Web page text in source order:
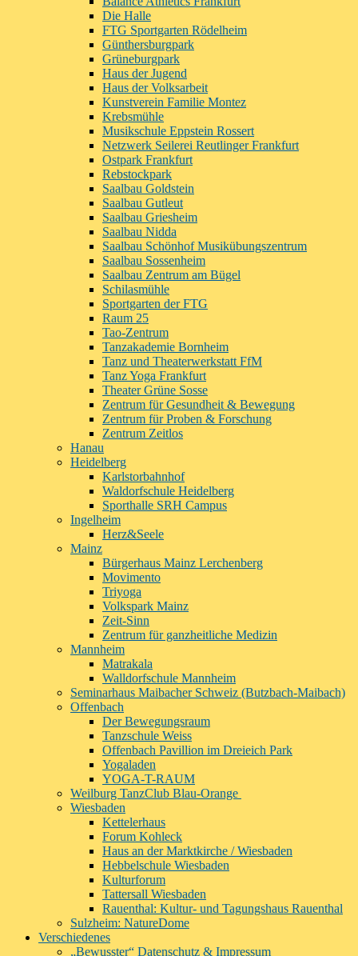
Die Halle
FTG Sportgarten Rödelheim
Günthersburgpark
Grüneburgpark
Haus der Jugend
Haus der Volksarbeit
Kunstverein Familie Montez
Krebsmühle
Musikschule Eppstein Rossert
Netzwerk Seilerei Reutlinger Frankfurt
Ostpark Frankfurt
Rebstockpark
Saalbau Goldstein
Saalbau Gutleut
Saalbau Griesheim
Saalbau Nidda
Saalbau Schönhof Musikübungszentrum
Saalbau Sossenheim
Saalbau Zentrum am Bügel
Schilasmühle
Sportgarten der FTG
Raum 25
Tao-Zentrum
Tanzakademie Bornheim
Tanz und Theaterwerkstatt FfM
Tanz Yoga Frankfurt
Theater Grüne Sosse
Zentrum für Gesundheit & Bewegung
Zentrum für Proben & Forschung
Zentrum Zeitlos
Hanau
Heidelberg
Karlstorbahnhof
Waldorfschule Heidelberg
Sporthalle SRH Campus
Ingelheim
Herz&Seele
Mainz
Bürgerhaus Mainz Lerchenberg
Movimento
Triyoga
Volkspark Mainz
Zeit-Sinn
Zentrum für ganzheitliche Medizin
Mannheim
Matrakala
Walldorfschule Mannheim
Seminarhaus Maibacher Schweiz (Butzbach-Maibach)
Offenbach
Der Bewegungsraum
Tanzschule Weiss
Offenbach Pavillion im Dreieich Park
Yogaladen
YOGA-T-RAUM
Weilburg TanzClub Blau-Orange
Wiesbaden
Kettelerhaus
Forum Kohleck
Haus an der Marktkirche / Wiesbaden
Hebbelschule Wiesbaden
Kulturforum
Tattersall Wiesbaden
Rauenthal: Kultur- und Tagungshaus Rauenthal
Sulzheim: NatureDome
Verschiedenes
„Bewusster“ Datenschutz & Impressum